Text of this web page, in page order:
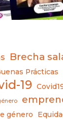
Brecha
Prácticas
19
género